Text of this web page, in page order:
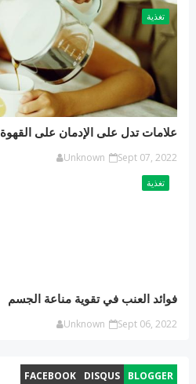
تغذية
علامات تدل على الإدمان على القهوة
Unknown Sept 07, 2022
تغذية
فوائد العنب في تقوية مناعة الجسم
Unknown Sept 06, 2022
BLOGGER
DISQUS
FACEBOOK